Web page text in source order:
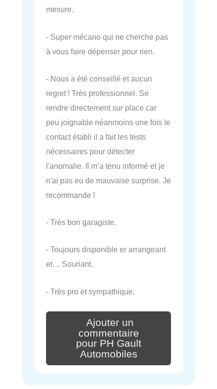
mesure.
- Super mécano qui ne cherche pas
à vous faire dépenser pour rien.
- Nous a été conseillé et aucun
regret ! Très professionnel. Se
rendre directement sur place car
peu joignable néanmoins une fois le
contact établi il a fait les tests
nécessaires pour détecter
l'anomalie. Il m’a tenu informé et je
n'ai pas eu de mauvaise surprise. Je
recommande !
- Très bon garagiste.
- Toujours disponible er arrangeant
et… Souriant.
- Très pro et sympathique.
Ajouter un
commentaire
pour PH Gault
Automobiles